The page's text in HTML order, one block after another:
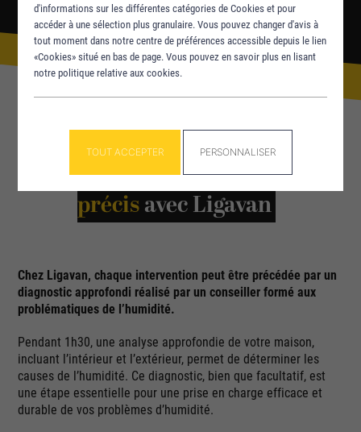
d'informations sur les différentes catégories de Cookies et pour
accéder à une sélection plus granulaire. Vous pouvez changer d'avis à
tout moment dans notre centre de préférences accessible depuis le lien
«Cookies» situé en bas de page. Vous pouvez en savoir plus en lisant
notre politique relative aux cookies.
TOUT ACCEPTER PERSONNALISER
L’importance dudiagnostic
précisavec Ligavan
Chez Ligavan, chaque intervention peut être précédée par un
diagnostic approfondi réalisé par un conseiller formé aux
problématiques de l’humidité.
Pendant 1h30, une analyse approfondie de votre maison,
incluant l’intérieur et l’extérieur, permet de déterminer les
causes de l’humidité. Ce diagnostic, bien que facultatif, est
une étape essentielle pour une prise en charge efficace et
durable de vos problèmes d’humidité.